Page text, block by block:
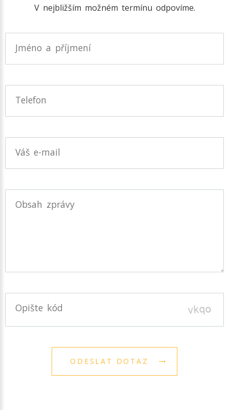
V nejbližším možném termínu odpovíme.
Jméno a příjmení
Telefon
Váš e-mail
Obsah zprávy
Opište kód
ODESLAT DOTAZ